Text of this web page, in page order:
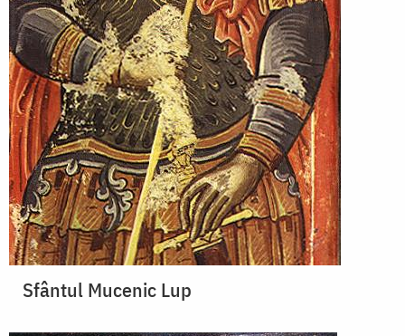
Sfântul Mucenic Lup